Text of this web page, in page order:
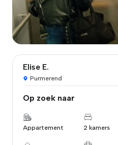
Elise E.
Purmerend
Op zoek naar
Appartement 2 kamers